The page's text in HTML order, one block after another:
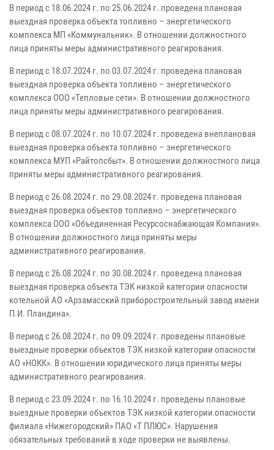
В период с 18.06.2024 г. по 25.06.2024 г. проведена плановая
выездная проверка объекта топливно – энергетического
комплекса МП «Коммунальник». В отношении должностного
лица приняты меры административного реагирования.
В период с 18.07.2024 г. по 03.07.2024 г. проведена плановая
выездная проверка объекта топливно – энергетического
комплекса ООО «Тепловые сети». В отношении должностного
лица приняты меры административного реагирования.
В период с 08.07.2024 г. по 10.07.2024 г. проведена внеплановая
выездная проверка объекта топливно – энергетического
комплекса МУП «Райтопсбыт». В отношении должностного лица
приняты меры административного реагирования.
В период с 26.08.2024 г. по 29.08.2024 г. проведена плановая
выездная проверка объектов топливно – энергетического
комплекса ООО «Объединенная Ресурсоснабжающая Компания».
В отношении должностного лица приняты меры
административного реагирования.
В период с 26.08.2024 г. по 30.08.2024 г. проведена плановая
выездная проверка объекта ТЭК низкой категории опасности
котельной АО «Арзамасский приборостроительный завод имени
П.И. Пландина».
В период с 26.08.2024 г. по 09.09.2024 г. проведены плановые
выездные проверки объектов ТЭК низкой категории опасности
АО «НОКК». В отношении юридического лица приняты меры
административного реагирования.
В период с 23.09.2024 г. по 16.10.2024 г. проведены плановые
выездные проверки объектов ТЭК низкой категории опасности
филиала «Нижегородский» ПАО «Т ПЛЮС». Нарушения
обязательных требований в ходе проверки не выявлены.